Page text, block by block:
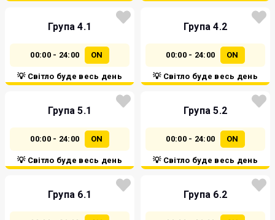
Група 4.1
00:00 - 24:00 ON
💡 Світло буде весь день
Група 4.2
00:00 - 24:00 ON
💡 Світло буде весь день
Група 5.1
00:00 - 24:00 ON
💡 Світло буде весь день
Група 5.2
00:00 - 24:00 ON
💡 Світло буде весь день
Група 6.1 Група 6.2